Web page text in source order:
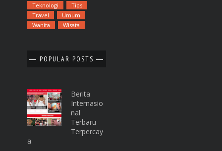
Teknologi
Tips
Travel
Umum
Wanita
Wisata
POPULAR POSTS
Berita
Internasio
Nal
Terbaru
Terpercay
A